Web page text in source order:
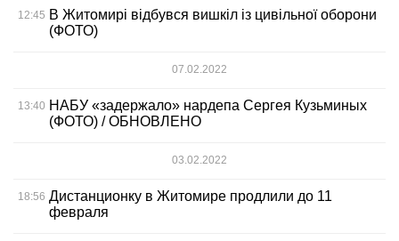
12:45 В Житомирі відбувся вишкіл із цивільної оборони
(ФОТО)
07.02.2022
13:40 НАБУ «задержало» нардепа Сергея Кузьминых
(ФОТО) / ОБНОВЛЕНО
03.02.2022
18:56 Дистанционку в Житомире продлили до 11
февраля